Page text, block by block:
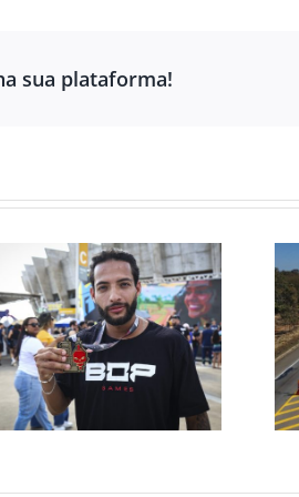
sua plataforma!
SAIBA ONDE
HAVERÁ OBRAS NA
BR-040 E OS
POSSÍVEIS
IMPACTOS NO
TRÂNSITO NESTA